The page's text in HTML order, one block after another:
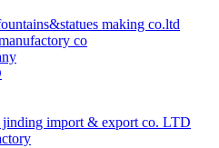
making co.ltd
co
jinding import & export co. LTD